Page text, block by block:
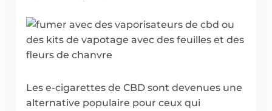
Les e-cigarettes de CBD sont devenues une
alternative populaire pour ceux qui